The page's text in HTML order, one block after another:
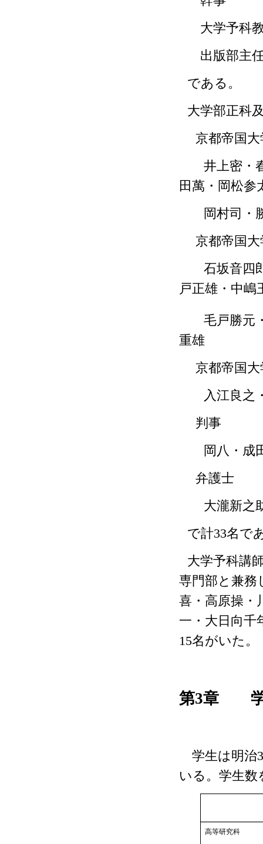
大学
出
である。
大学部正科
京都帝国
井上密・
田萬・岡松参
岡村司・
京都帝国
石坂音四
戸正雄・中嶋
毛戸勝元
重雄
京都帝国
入江良之
判事
岡八・成
弁護士
大瀧新之
で計33名で
大学予科講
専門部と兼務
喜・高原操・
一・大日向千
15名がいた。
第3章
学生は明治
いる。学生
高等研究科